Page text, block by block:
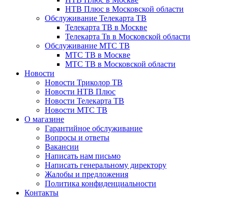
НТВ Плюс в Московской области
Обслуживание Телекарта ТВ
Телекарта ТВ в Москве
Телекарта Тв в Московской области
Обслуживание МТС ТВ
МТС ТВ в Москве
МТС ТВ в Московской области
Новости
Новости Триколор ТВ
Новости НТВ Плюс
Новости Телекарта ТВ
Новости МТС ТВ
О магазине
Гарантийное обслуживание
Вопросы и ответы
Вакансии
Написать нам письмо
Написать генеральному директору
Жалобы и предложения
Политика конфиденциальности
Контакты